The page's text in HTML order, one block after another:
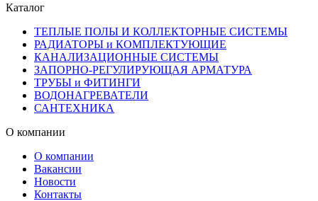
Каталог
ТЕПЛЫЕ ПОЛЫ И КОЛЛЕКТОРНЫЕ СИСТЕМЫ
РАДИАТОРЫ и КОМПЛЕКТУЮЩИЕ
КАНАЛИЗАЦИОННЫЕ СИСТЕМЫ
ЗАПОРНО-РЕГУЛИРУЮЩАЯ АРМАТУРА
ТРУБЫ и ФИТИНГИ
ВОДОНАГРЕВАТЕЛИ
САНТЕХНИКА
О компании
О компании
Вакансии
Новости
Контакты